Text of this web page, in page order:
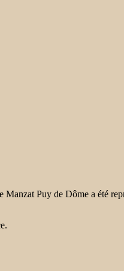
Puy de Dôme a été